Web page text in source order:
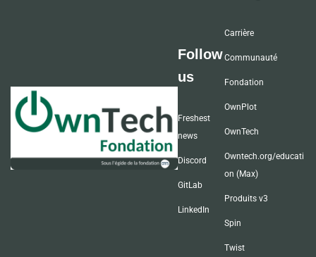
Follow
us
Freshest
news
Discord
GitLab
LinkedIn
Carrière
Communauté
Fondation
OwnPlot
OwnTech
Owntech.org/educati
on (Max)
Produits v3
Spin
Twist